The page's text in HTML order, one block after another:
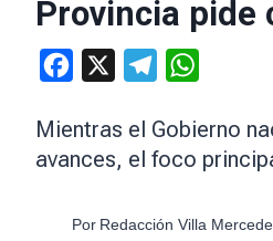
Provincia pide
Facebook Telegram
Mientras el Gobierno
avances, el foco
Por Redacción Villa